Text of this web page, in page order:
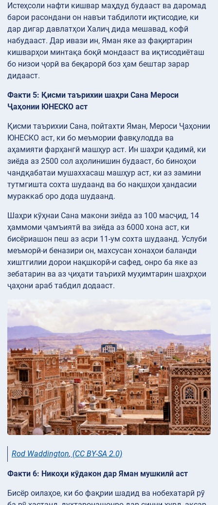
Истеҳсоли нафти кишвар маҳдуд будааст ва даромад
барои расондани он навъи табдилоти иқтисодие, ки
дар дигар давлатҳои Халиҷ дида мешавад, кофӣ
набудааст. Дар ивази ин, Яман яке аз фақиртарин
кишварҳои минтақа боқӣ мондааст ва иқтисодиёташ
бо низои ҷорӣ ва беқарорӣ боз ҳам бештар зарар
дидааст.
Факти 5: Қисми таърихии шаҳри Сана Мероси
Ҷаҳонии ЮНЕСКО аст
Қисми таърихии Сана, пойтахти Яман, Мероси Ҷаҳонии
ЮНЕСКО аст, ки бо меъмории фавқулодда ва
аҳамияти фарҳангӣ машҳур аст. Ин шаҳри қадимӣ, ки
зиёда аз 2500 сол аҳолинишин будааст, бо биноҳои
чандқабатаи мушаххасаш машҳур аст, ки аз замини
тутмгишта сохта шудаанд ва бо нақшҳои ҳандасии
мураккаб оро дода шудаанд.
Шаҳри кӯҳнаи Сана макони зиёда аз 100 масҷид, 14
ҳаммоми ҷамъиятӣ ва зиёда аз 6000 хона аст, ки
бисёриашон пеш аз асри 11-ум сохта шудаанд. Услуби
меъморӣ-и беназири он, махсусан хонаҳои баланди
хиштгилии дорои нақшкорӣ-и сафед, онро ба яке аз
зебатарин ва аз ҷиҳати таърихӣ муҳимтарин шаҳрҳои
ҷаҳони араб табдил додааст.
Rod Waddington, (CC BY-SA 2.0)
Факти 6: Никоҳи кӯдакон дар Яман мушкилӣ аст
Бисёр оилаҳое, ки бо фақрии шадид ва нобехатарӣ рӯ